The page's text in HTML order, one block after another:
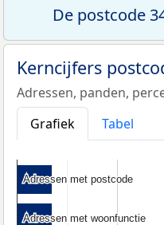
De postcode
Kerncijfers
Adressen, panden,
Grafiek
Tabel
Adressen met postcode
Adressen met postcode
Adressen met woonfunctie
Adressen met woonfunctie